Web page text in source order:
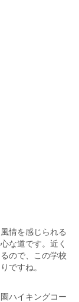
情を感じられる
な道です。近く
ので、この学校
ですね。
ハイキングコー